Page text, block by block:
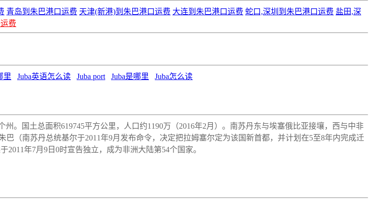
青岛到朱巴港口运费 天津(新港)到朱巴港口运费 大连到朱巴港口运费 蛇口,深圳到朱巴港口运费 盐田,深
费
里 Juba英语怎么读 Juba port Juba是哪里 Juba怎么读
。国土总面积619745平方公里，人口约1190万（2016年2月）。南苏丹东与埃塞俄比亚接壤，西与中非
（南苏丹总统基尔于2011年9月发布命令，决定把拉姆塞尔定为该国新首都，并计划在5至8年内完成迁
年7月9日0时宣告独立，成为非洲大陆第54个国家。